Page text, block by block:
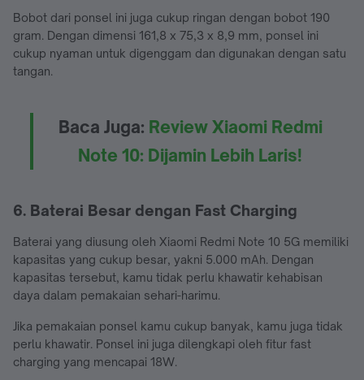
Bobot dari ponsel ini juga cukup ringan dengan bobot 190
gram. Dengan dimensi 161,8 x 75,3 x 8,9 mm, ponsel ini
cukup nyaman untuk digenggam dan digunakan dengan satu
tangan.
Baca Juga: Review Xiaomi Redmi
Note 10: Dijamin Lebih Laris!
6. Baterai Besar dengan Fast Charging
Baterai yang diusung oleh Xiaomi Redmi Note 10 5G memiliki
kapasitas yang cukup besar, yakni 5.000 mAh. Dengan
kapasitas tersebut, kamu tidak perlu khawatir kehabisan
daya dalam pemakaian sehari-harimu.
Jika pemakaian ponsel kamu cukup banyak, kamu juga tidak
perlu khawatir. Ponsel ini juga dilengkapi oleh fitur fast
charging yang mencapai 18W.